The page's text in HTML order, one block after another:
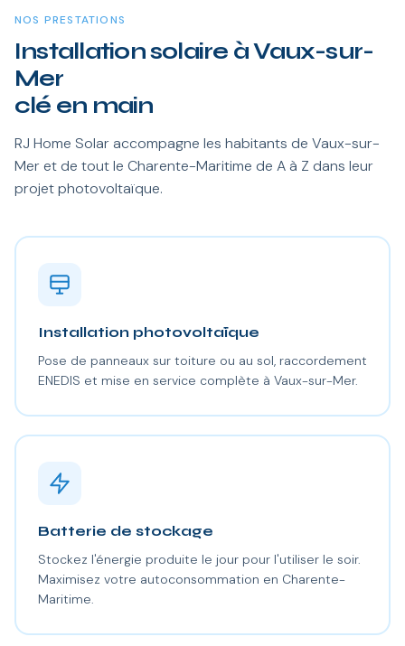
NOS PRESTATIONS
Installation solaire à Vaux-sur-
Mer
clé en main
RJ Home Solar accompagne les habitants de Vaux-sur-
Mer et de tout le Charente-Maritime de A à Z dans leur
projet photovoltaïque.
Installation photovoltaïque
Pose de panneaux sur toiture ou au sol, raccordement
ENEDIS et mise en service complète à Vaux-sur-Mer.
Batterie de stockage
Stockez l'énergie produite le jour pour l'utiliser le soir.
Maximisez votre autoconsommation en Charente-
Maritime.